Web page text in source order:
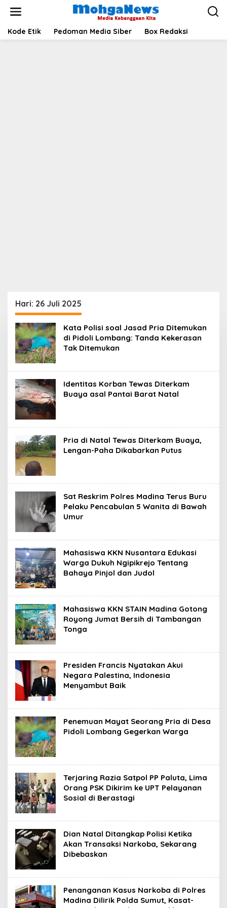
Kode Etik Pedoman Media Siber Box Redaksi
Hari: 26 Juli 2025
Kata Polisi soal Jasad Pria Ditemukan
di Pidoli Lombang: Tanda Kekerasan
Tak Ditemukan
Identitas Korban Tewas Diterkam
Buaya asal Pantai Barat Natal
Pria di Natal Tewas Diterkam Buaya,
Lengan-Paha Dikabarkan Putus
Sat Reskrim Polres Madina Terus Buru
Pelaku Pencabulan 5 Wanita di Bawah
Umur
Mahasiswa KKN Nusantara Edukasi
Warga Dukuh Ngipikrejo Tentang
Bahaya Pinjol dan Judol
Mahasiswa KKN STAIN Madina Gotong
Royong Jumat Bersih di Tambangan
Tonga
Presiden Francis Nyatakan Akui
Negara Palestina, Indonesia
Menyambut Baik
Penemuan Mayat Seorang Pria di Desa
Pidoli Lombang Gegerkan Warga
Terjaring Razia Satpol PP Paluta, Lima
Orang PSK Dikirim ke UPT Pelayanan
Sosial di Berastagi
Dian Natal Ditangkap Polisi Ketika
Akan Transaksi Narkoba, Sekarang
Dibebaskan
Penanganan Kasus Narkoba di Polres
Madina Dilirik Polda Sumut, Kasat-